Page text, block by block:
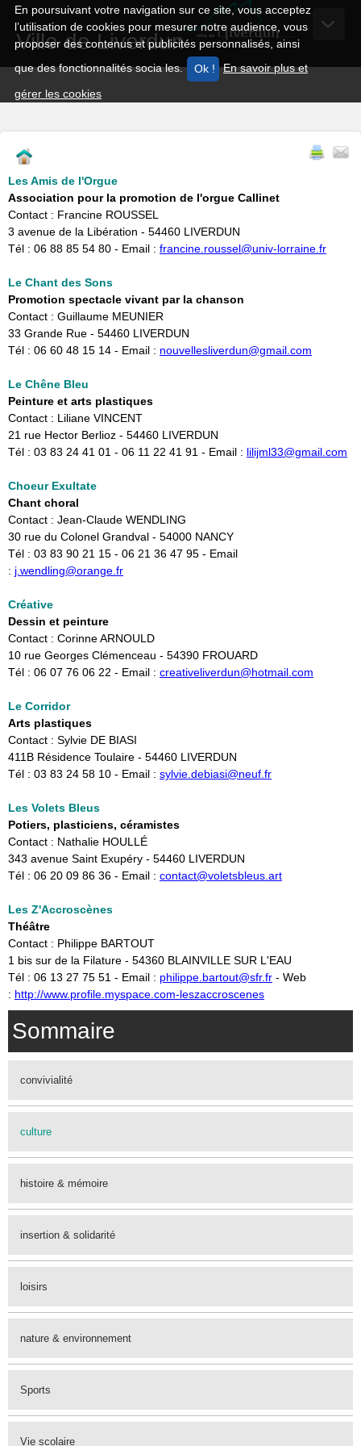
En poursuivant votre navigation sur ce site, vous acceptez
l’utilisation de cookies pour mesurer notre audience, vous
proposer des contenus et publicités personnalisés, ainsi
que des fonctionnalités socia les.
En savoir plus et
gérer les cookies
Ville de Liverdun
Les Amis de l'Orgue
Association pour la promotion de l'orgue Callinet
Contact : Francine ROUSSEL
3 avenue de la Libération - 54460 LIVERDUN
Tél : 06 88 85 54 80 - Email : francine.roussel@univ-lorraine.fr
Le Chant des Sons
Promotion spectacle vivant par la chanson
Contact : Guillaume MEUNIER
33 Grande Rue - 54460 LIVERDUN
​Tél : 06 60 48 15 14 - Email : nouvellesliverdun@gmail.com
Le Chêne Bleu
Peinture et arts plastiques
Contact : Liliane VINCENT
21 rue Hector Berlioz - 54460 LIVERDUN
​Tél : 03 83 24 41 01 - 06 11 22 41 91 - Email : lilijml33@gmail.com
Choeur Exultate
Chant choral
Contact : Jean-Claude WENDLING
30 rue du Colonel Grandval - 54000 NANCY​
Tél : 03 83 90 21 15 - 06 21 36 47 95 - Email
: j.wendling@orange.fr
Créative
Dessin et peinture
Contact : Corinne ARNOULD
10 rue Georges Clémenceau - 54390 FROUARD
​Tél : 06 07 76 06 22 - Email : creativeliverdun@hotmail.com
Le Corridor
Arts plastiques
Contact : Sylvie DE BIASI
411B Résidence Toulaire - 54460 LIVERDUN
Tél : 03 83 24 58 10 - Email : sylvie.debiasi@neuf.fr
Les Volets Bleus
Potiers, plasticiens, céramistes
Contact : Nathalie HOULLÉ
343 avenue Saint Exupéry - 54460 LIVERDUN
Tél : 06 20 09 86 36 - Email : contact@voletsbleus.art
Les Z'Accroscènes
Théâtre
Contact : Philippe BARTOUT
1 bis sur de la Filature - 54360 BLAINVILLE SUR L'EAU
​Tél : 06 13 27 75 51 - Email : philippe.bartout@sfr.fr - Web
: http://www.profile.myspace.com-leszaccroscenes
Sommaire
convivialité
culture
histoire & mémoire
insertion & solidarité
loisirs
nature & environnement
Sports
Vie scolaire